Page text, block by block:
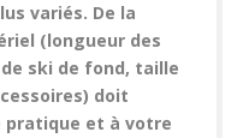
variés. De la
(longueur des
ski de fond, taille
doit
pratique et à votre